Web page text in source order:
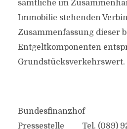
sämtliche im
Immobilie stehenden
Zusammenfassung dieser
Entgeltkomponenten
Grundstücksverkehrswert.
Bundesfinanzhof
Pressestelle Tel. (089)